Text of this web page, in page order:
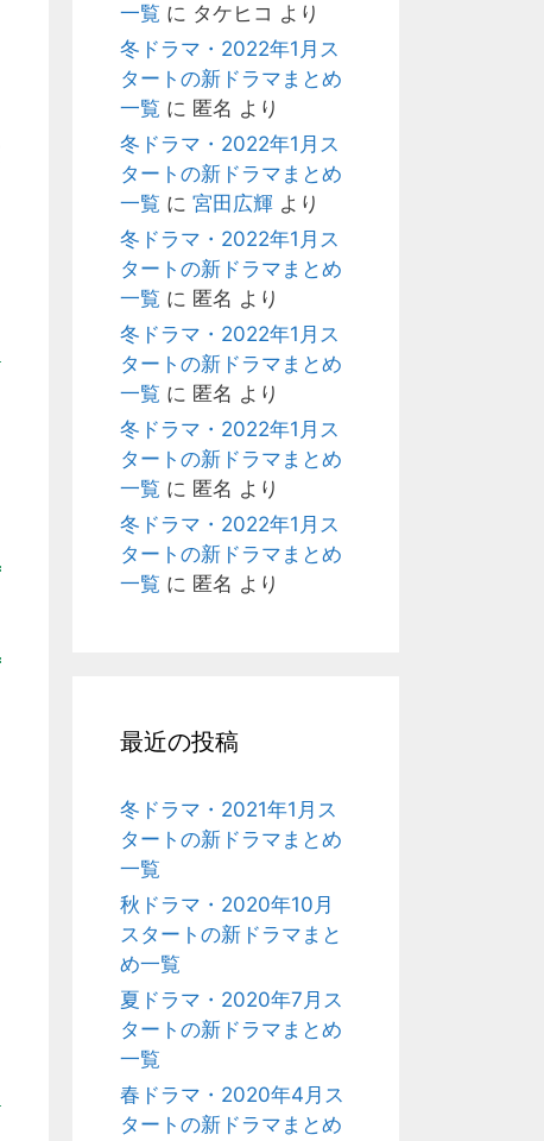
一覧 に タケヒコ より
冬ドラマ・2022年1月ス
タートの新ドラマまとめ
一覧 に 匿名 より
冬ドラマ・2022年1月ス
タートの新ドラマまとめ
一覧 に 宮田広輝 より
冬ドラマ・2022年1月ス
タートの新ドラマまとめ
一覧 に 匿名 より
冬ドラマ・2022年1月ス
タートの新ドラマまとめ
一覧 に 匿名 より
冬ドラマ・2022年1月ス
タートの新ドラマまとめ
一覧 に 匿名 より
冬ドラマ・2022年1月ス
タートの新ドラマまとめ
一覧 に 匿名 より
最近の投稿
冬ドラマ・2021年1月ス
タートの新ドラマまとめ
一覧
秋ドラマ・2020年10月
スタートの新ドラマまと
め一覧
夏ドラマ・2020年7月ス
タートの新ドラマまとめ
一覧
春ドラマ・2020年4月ス
タートの新ドラマまとめ